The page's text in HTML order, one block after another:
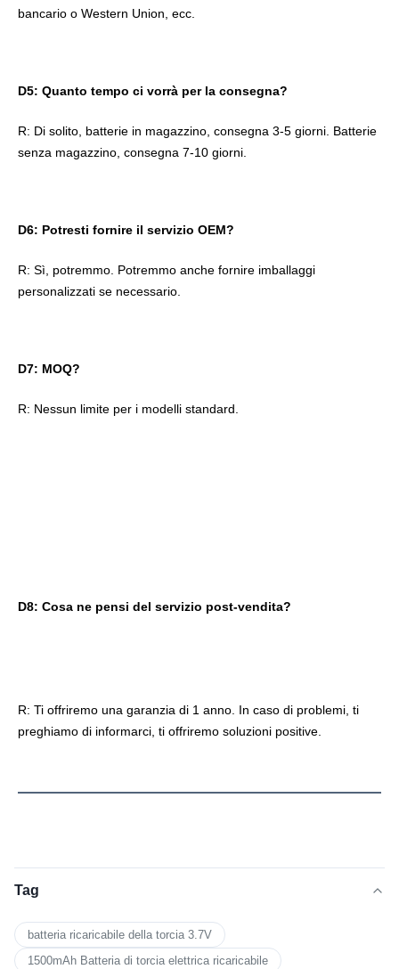
bancario o Western Union, ecc.
D5: Quanto tempo ci vorrà per la consegna?
R: Di solito, batterie in magazzino, consegna 3-5 giorni. Batterie
senza magazzino, consegna 7-10 giorni.
D6: Potresti fornire il servizio OEM?
R: Sì, potremmo. Potremmo anche fornire imballaggi
personalizzati se necessario.
D7: MOQ?
R: Nessun limite per i modelli standard.
D8: Cosa ne pensi del servizio post-vendita?
R: Ti offriremo una garanzia di 1 anno. In caso di problemi, ti
preghiamo di informarci, ti offriremo soluzioni positive.
Tag
batteria ricaricabile della torcia 3.7V
1500mAh Batteria di torcia elettrica ricaricabile